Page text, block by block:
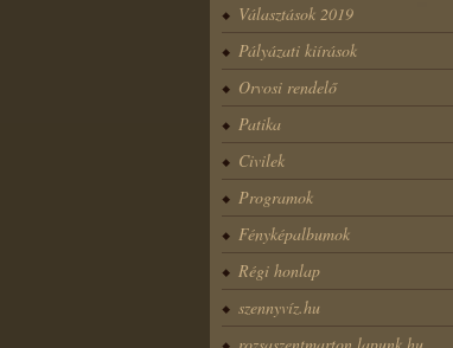
Választások 2019
Pályázati kiírások
Orvosi rendelő
Patika
Civilek
Programok
Fényképalbumok
Régi honlap
szennyvíz.hu